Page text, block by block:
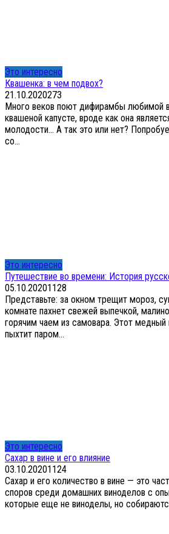
Это интересно
Квашенка: в чем подвох?
21.10.2020273
Много веков поют дифирамбы любимой
квашеной капусте, вроде как она
молодости… А так это или нет?
со...
Это интересно
Путешествие во времени: История
05.10.20201128
Представьте: за окном трещит мороз,
комнате пахнет свежей выпечкой,
горячим чаем из самовара. Этот медный
пыхтит паром...
Это интересно
Сахар в вине и его влияние
03.10.20201124
Сахар и его количество в вине — это
споров среди домашних виноделов с
которые еще не виноделы, но